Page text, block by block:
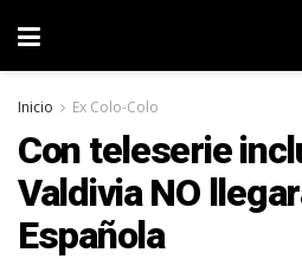
Inicio Ex Colo-Colo
Con teleserie
Valdivia NO
Española